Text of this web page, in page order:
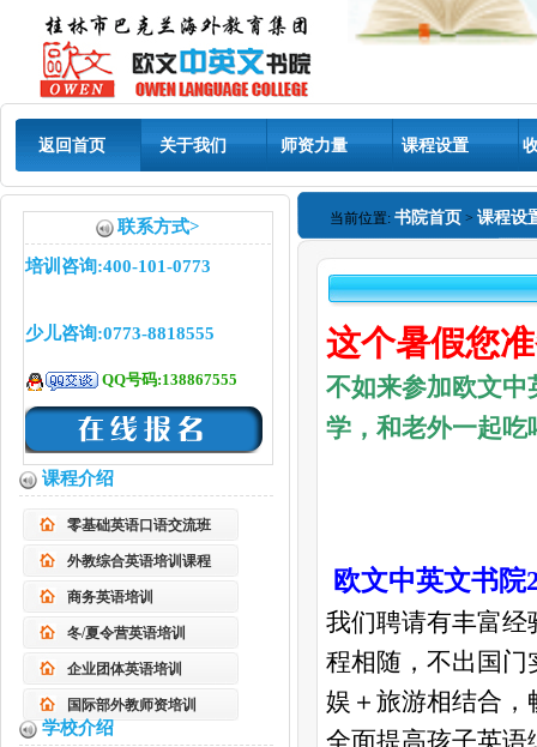
返回首页 关于我们 师资力量 课程设置
当前位置: 书院首页 > 课程设
这个暑假您
不如来参加欧文中
学，和老外一起吃
欧文中英文书院
我们聘请有丰富经
程相随，不出国门
娱＋旅游相结合，
全面提高孩子英语
联系方式>
培训咨询:400-101-0773
少儿咨询:0773-8818555
QQ号码:138867555
课程介绍
零基础英语口语交流班
外教综合英语培训课程
商务英语培训
冬/夏令营英语培训
企业团体英语培训
国际部外教师资培训
学校介绍